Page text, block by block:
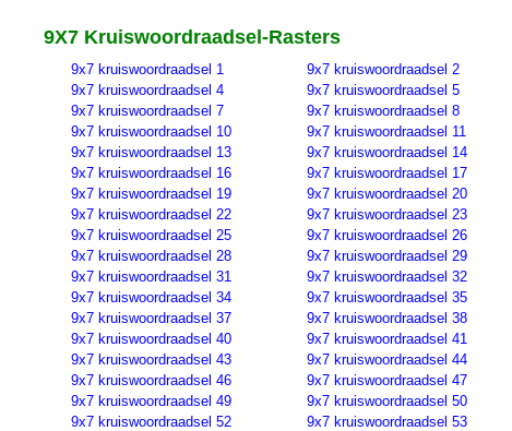
9X7 Kruiswoordraadsel-Rasters
9x7 kruiswoordraadsel 1 9x7 kruiswoordraadsel 2
9x7 kruiswoordraadsel 4
9x7 kruiswoordraadsel 5
9x7 kruiswoordraadsel 7
9x7 kruiswoordraadsel 8
9x7 kruiswoordraadsel 10
9x7 kruiswoordraadsel 11
9x7 kruiswoordraadsel 13
9x7 kruiswoordraadsel 14
9x7 kruiswoordraadsel 16
9x7 kruiswoordraadsel 17
9x7 kruiswoordraadsel 19
9x7 kruiswoordraadsel 20
9x7 kruiswoordraadsel 22
9x7 kruiswoordraadsel 23
9x7 kruiswoordraadsel 25
9x7 kruiswoordraadsel 26
9x7 kruiswoordraadsel 28
9x7 kruiswoordraadsel 29
9x7 kruiswoordraadsel 31
9x7 kruiswoordraadsel 32
9x7 kruiswoordraadsel 34
9x7 kruiswoordraadsel 35
9x7 kruiswoordraadsel 37
9x7 kruiswoordraadsel 38
9x7 kruiswoordraadsel 40
9x7 kruiswoordraadsel 41
9x7 kruiswoordraadsel 43
9x7 kruiswoordraadsel 44
9x7 kruiswoordraadsel 46
9x7 kruiswoordraadsel 47
9x7 kruiswoordraadsel 49
9x7 kruiswoordraadsel 50
9x7 kruiswoordraadsel 52
9x7 kruiswoordraadsel 53